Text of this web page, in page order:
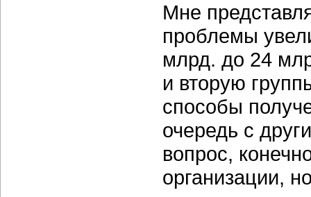
Мне
проблемы
млрд. до 24
и вторую
способы
очередь с
вопрос,
организации,